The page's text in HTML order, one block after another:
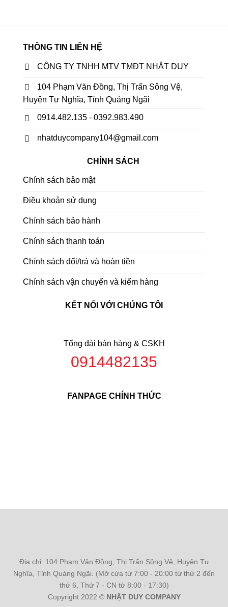
THÔNG TIN LIÊN HỆ
CÔNG TY TNHH MTV TMĐT NHẬT DUY
104 Phạm Văn Đồng, Thị Trấn Sông Vệ,
Huyện Tư Nghĩa, Tỉnh Quảng Ngãi
0914.482.135 - 0392.983.490
nhatduycompany104@gmail.com
CHÍNH SÁCH
Chính sách bảo mật
Điều khoản sử dụng
Chính sách bảo hành
Chính sách thanh toán
Chính sách đổi/trả và hoàn tiền
Chính sách vận chuyển và kiểm hàng
KẾT NỐI VỚI CHÚNG TÔI
Tổng đài bán hàng & CSKH
0914482135
FANPAGE CHÍNH THỨC
Địa chỉ: 104 Phạm Văn Đồng, Thị Trấn Sông Vệ, Huyện Tư
Nghĩa, Tỉnh Quảng Ngãi. (Mở cửa từ 7:00 - 20:00 từ thứ 2 đến
thứ 6, Thứ 7 - CN từ 8:00 - 17:30)
Copyright 2022 © NHẬT DUY COMPANY